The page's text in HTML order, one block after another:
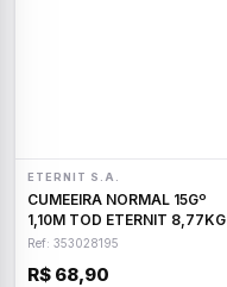
ETERNIT S.A.
CUMEEIRA NORMAL 15Gº
1,10M TOD ETERNIT 8,77KG
Ref: 353028195
R$ 68,90